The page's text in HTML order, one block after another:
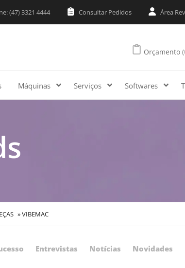
(47) 3321 4444 Consultar Pedidos Área
Orçamento (
Máquinas Serviços Softwares
»VIBEMAC
Entrevistas Notícias Novidades